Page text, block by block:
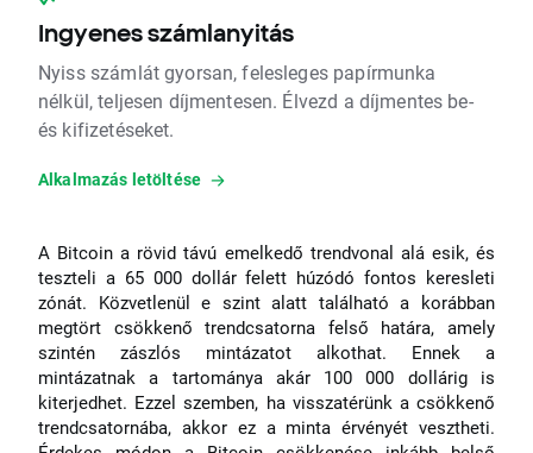
Ingyenes számlanyitás
Nyiss számlát gyorsan, felesleges papírmunka
nélkül, teljesen díjmentesen. Élvezd a díjmentes be-
és kifizetéseket.
Alkalmazás letöltése
A Bitcoin a rövid távú emelkedő trendvonal alá esik, és
teszteli a 65 000 dollár felett húzódó fontos keresleti
zónát. Közvetlenül e szint alatt található a korábban
megtört csökkenő trendcsatorna felső határa, amely
szintén zászlós mintázatot alkothat. Ennek a
mintázatnak a tartománya akár 100 000 dollárig is
kiterjedhet. Ezzel szemben, ha visszatérünk a csökkenő
trendcsatornába, akkor ez a minta érvényét vesztheti.